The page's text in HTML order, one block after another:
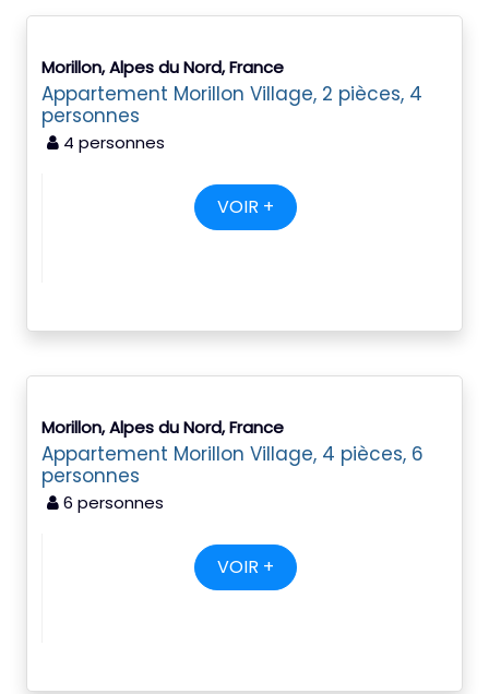
Morillon, Alpes du Nord, France
Appartement Morillon Village, 2 pièces, 4
personnes
4 personnes
VOIR +
Morillon, Alpes du Nord, France
Appartement Morillon Village, 4 pièces, 6
personnes
6 personnes
VOIR +